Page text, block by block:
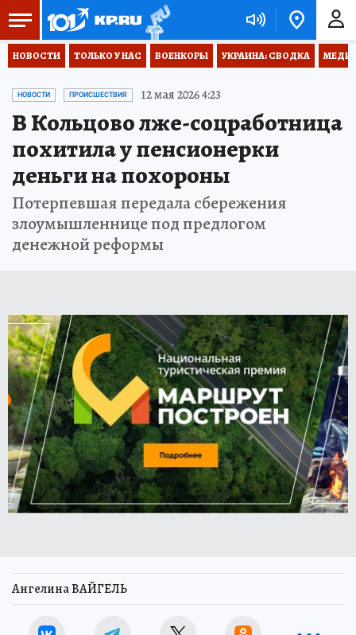
НОВОСТИ ТОЛЬКО У НАС ВОЕНКОРЫ УКРАИНА: СВОДКА
НОВОСТИ ПРОИСШЕСТВИЯ 12 мая 2026 4:23
В Кольцово лже-соцработница
похитила у пенсионерки
деньги на похороны
Потерпевшая передала сбережения
злоумышленнице под предлогом
денежной реформы
Ангелина ВАЙГЕЛЬ